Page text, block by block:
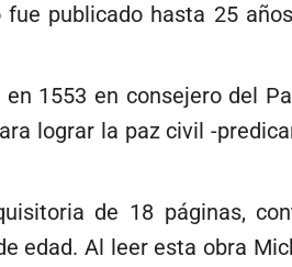
publicado hasta 25
1553 en consejero del
lograr la paz civil -
de 18 páginas,
edad. Al leer esta obra